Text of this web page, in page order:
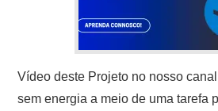
Vídeo deste Projeto no nosso
sem energia a meio de uma tarefa